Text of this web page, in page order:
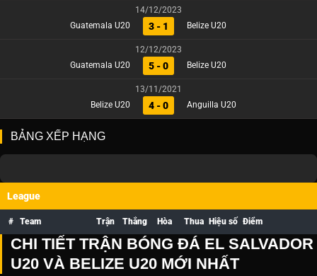
14/12/2023
Guatemala U20
3 - 1 Belize U20
12/12/2023
Guatemala U20
5 - 0 Belize U20
13/11/2021
Belize U20
4 - 0 Anguilla U20
BẢNG XẾP HẠNG
League
# Team Trận Thắng Hòa Thua Hiệu số Điểm
CHI TIẾT TRẬN BÓNG ĐÁ EL SALVADOR
U20 VÀ BELIZE U20 MỚI NHẤT